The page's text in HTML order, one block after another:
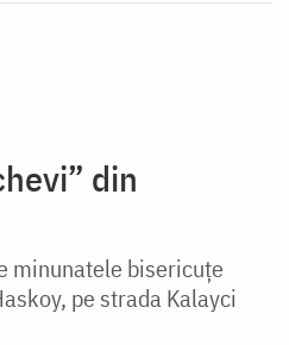
din
minunatele bisericuțe
pe strada Kalayci